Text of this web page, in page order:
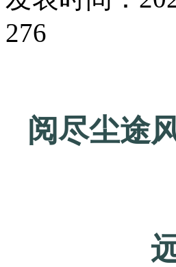
276
阅尽尘途